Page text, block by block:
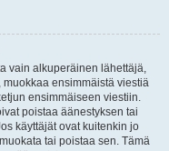
vain alkuperäinen lähettäjä,
ensimmäistä viestiä
ensimmäiseen viestiin.
poistaa äänestyksen tai
käyttäjät ovat kuitenkin jo
tai poistaa sen. Tämä